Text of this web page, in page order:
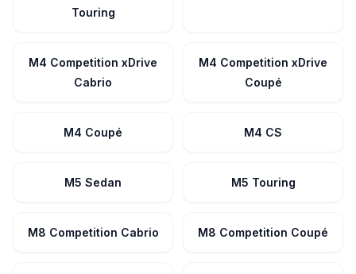
Touring
M4 Competition xDrive
Cabrio
M4 Competition xDrive
Coupé
M4 Coupé M4 CS
M5 Sedan M5 Touring
M8 Competition Cabrio M8 Competition Coupé